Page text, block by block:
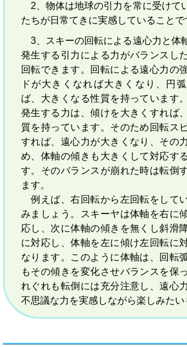
2、物体は地球の引力を常に受けて
たちが日常てきに実感していることで
3、スキーの回転による遠心力と体
発生する引力による力がバランスし
回転できます。回転による遠心力の
ドが大きくなれば大きくなり、円
ば、大きくなる性質を持っています
発生する力は、傾けを大きくすれば
質を持っています。そのため回転ス
すれば、遠心力が大きくなり、その
め、体軸の傾きも大きくして対応す
す。そのバランスが崩れた時は転倒
ます。
例えば、右回転から左回転をして
みましょう。スキーヤは体軸を右に
応し、次に体軸の傾きを無くし斜滑
に対応し、体軸を左に傾け左回転に
なります。このように体軸は、回転
もその傾きを変化させバランスを保
れぐれも転倒には充分注意し、遠心
不思議な力を実感しながら楽しみたい